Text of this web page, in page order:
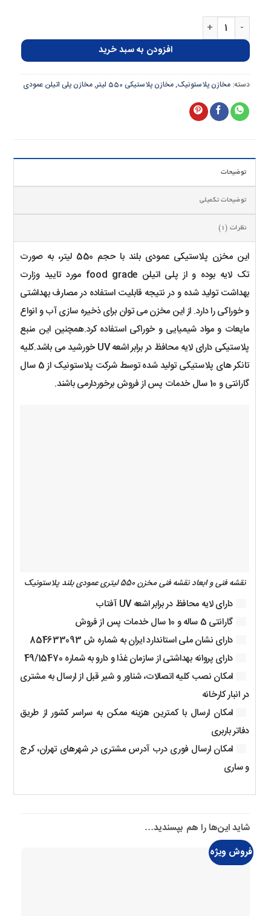
مخزن پلاستیکی 550 لیتری تک لایه عمودی بلند پلاستونیک عدد
افزودن به سبد خرید
دسته: مخازن پلاستونیک,مخازن پلاستیکی 550 لیتر ,مخازن پلی اتیلن عمودی
توضیحات
توضیحات تکمیلی
نظرات (1)
این مخزن پلاستیکی عمودی بلند با حجم 550 لیتر، به صورت
تک لایه بوده و از پلی اتیلن food grade مورد تایید وزارت
بهداشت تولید شده و در نتیجه قابلیت استفاده در مصارف بهداشتی
و خوراکی را دارد. از این مخزن می توان برای ذخیره سازی آب و انواع
مایعات و مواد شیمیایی و خوراکی استفاده کرد.همچنین این منبع
پلاستیکی دارای لایه محافظ در برابر اشعه UV خورشید می باشد.کلیه
تانکر های پلاستیکی تولید شده توسط شرکت پلاستونیک از 5 سال
گارانتی و 10 سال خدمات پس از فروش برخوردارمی باشند.
نقشه فنی و ابعاد نقشه فنی مخزن 550 لیتری عمودی بلند پلاستونیک
دارای لایه محافظ در برابر اشعه UV آفتاب
گارانتی 5 ساله و 10 سال خدمات پس از فروش
دارای نشان ملی استاندارد ایران به شماره ش 854633093
دارای پروانه بهداشتی از سازمان غذا و دارو به شماره 49/15470
امکان نصب کلیه اتصالات، شناور و شیر قبل از ارسال به مشتری
در انبار کارخانه
امکان ارسال با کمترین هزینه ممکن به سراسر کشور از طریق
دفاتر باربری
امکان ارسال فوری درب آدرس مشتری در شهرهای تهران، کرج
و ساری
شاید این‌ها را هم بپسندید…
فروش ویژه